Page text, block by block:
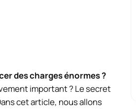
des charges énormes ?
important ? Le secret
cet article, nous allons